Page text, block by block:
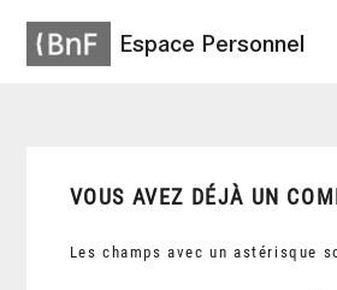
Espace Personnel
VOUS AVEZ DÉJÀ UN
Les champs avec un astérisque